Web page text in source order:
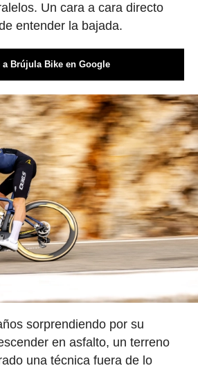
Un cara a cara directo
entender la bajada.
a Brújula Bike en Google
sorprendiendo por su
en asfalto, un terreno
una técnica fuera de lo